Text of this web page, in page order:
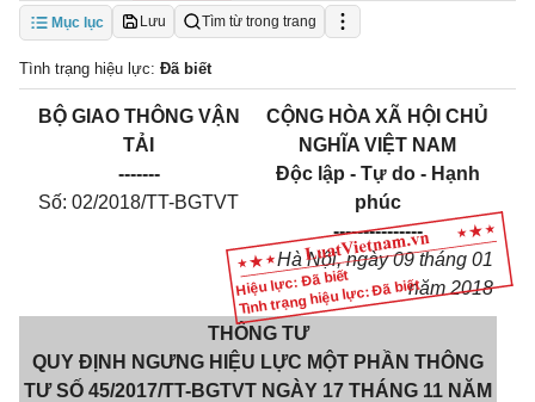
Mục lục Lưu Tìm từ trong trang
Tình trạng hiệu lực: Đã biết
Hiệu lực: Đã biết
Tình trạng hiệu lực: Đã biết
BỘ GIAO THÔNG VẬN
TẢI
-------
Số: 02/2018/TT-BGTVT
CỘNG HÒA XÃ HỘI CHỦ
NGHĨA VIỆT NAM
Độc lập - Tự do - Hạnh
phúc
---------------
Hà Nội, ngày 09 tháng 01
năm 2018
THÔNG TƯ
QUY ĐỊNH NGƯNG HIỆU LỰC MỘT PHẦN THÔNG
TƯ SỐ 45/2017/TT-BGTVT NGÀY 17 THÁNG 11 NĂM